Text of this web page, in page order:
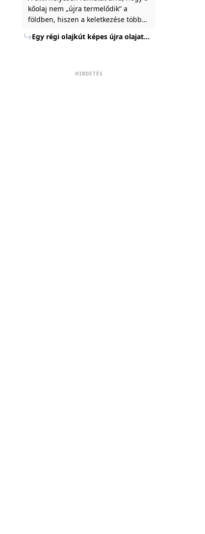
kőolaj nem „újra termelődik” a
földben, hiszen a keletkezése több
Energiaügyi Minisztériuma szerint a
kőzetben marad. A
Egy régi olajkút képes újra olajat
HIRDETÉS